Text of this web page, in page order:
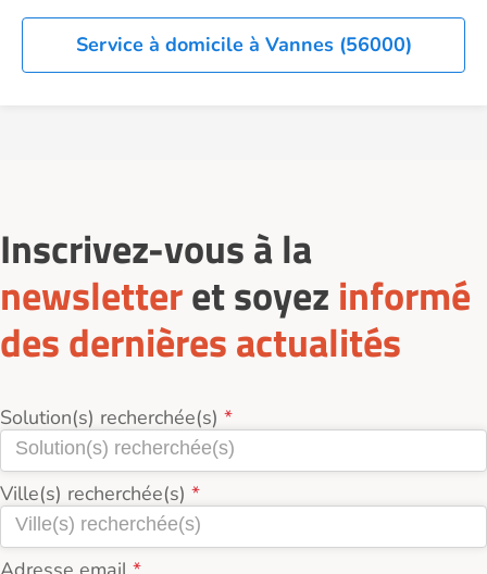
Service à domicile à Vannes (56000)
Inscrivez-vous à la
newsletteret soyez informé
des dernières actualités
Solution(s) recherchée(s)
Ville(s) recherchée(s)